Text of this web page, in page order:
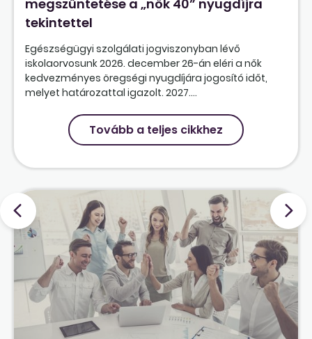
megszüntetése a „nők 40” nyugdíjra
tekintettel
Egészségügyi szolgálati jogviszonyban lévő
iskolaorvosunk 2026. december 26-án eléri a nők
kedvezményes öregségi nyugdíjára jogosító időt,
melyet határozattal igazolt. 2027....
Tovább a teljes cikkhez